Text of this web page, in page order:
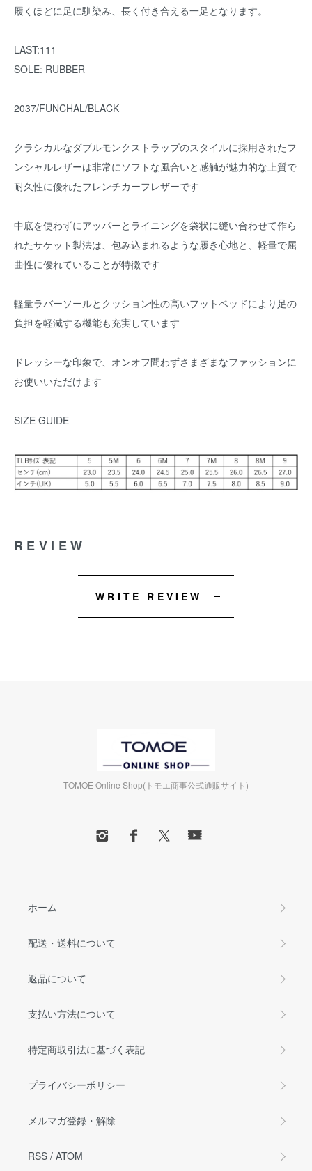
履くほどに足に馴染み、長く付き合える一足となります。
LAST:111
SOLE: RUBBER
2037/FUNCHAL/BLACK
クラシカルなダブルモンクストラップのスタイルに採用されたフ
ンシャルレザーは非常にソフトな風合いと感触が魅力的な上質で
耐久性に優れたフレンチカーフレザーです
中底を使わずにアッパーとライニングを袋状に縫い合わせて作ら
れたサケット製法は、包み込まれるような履き心地と、軽量で屈
曲性に優れていることが特徴です
軽量ラバーソールとクッション性の高いフットベッドにより足の
負担を軽減する機能も充実しています
ドレッシーな印象で、オンオフ問わずさまざまなファッションに
お使いいただけます
SIZE GUIDE
REVIEW
WRITE REVIEW
TOMOE Online Shop(トモエ商事公式通販サイト)
ホーム
配送・送料について
返品について
支払い方法について
特定商取引法に基づく表記
プライバシーポリシー
メルマガ登録・解除
RSS / ATOM